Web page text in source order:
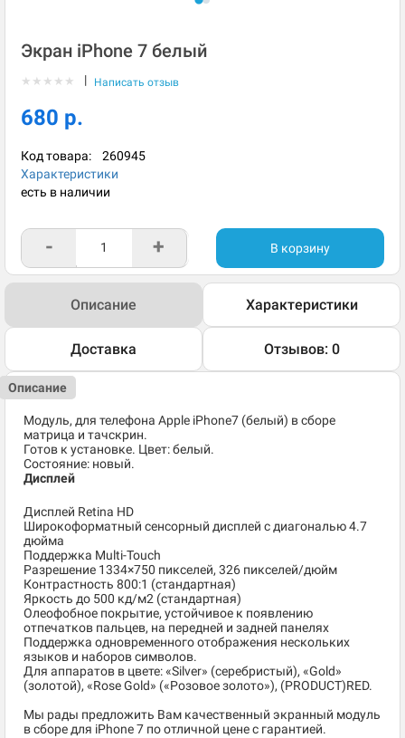
Экран iPhone 7 белый
★ ★ ★ ★ ★ | Написать отзыв
680 р.
Код товара: 260945
Характеристики
есть в наличии
- + В корзину
Описание Характеристики
Доставка Отзывов: 0
Описание
Модуль, для телефона Apple iPhone7 (белый) в сборе
матрица и тачскрин.
Готов к установке. Цвет: белый.
Состояние: новый.
Дисплей
Дисплей Retina HD
Широкоформатный сенсорный дисплей с диагональю 4.7
дюйма
Поддержка Multi-Touch
Разрешение 1334×750 пикселей, 326 пикселей/дюйм
Контрастность 800:1 (стандартная)
Яркость до 500 кд/м2 (стандартная)
Олеофобное покрытие, устойчивое к появлению
отпечатков пальцев, на передней и задней панелях
Поддержка одновременного отображения нескольких
языков и наборов символов.
Для аппаратов в цвете: «Silver» (серебристый), «Gold»
(золотой), «Rose Gold» («Розовое золото»), (PRODUCT)RED.
Мы рады предложить Вам качественный экранный модуль
в сборе для iPhone 7 по отличной цене с гарантией.